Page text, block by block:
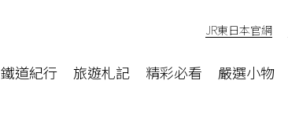
鐵道紀行 旅遊札記 精彩必看 嚴選小物
JR東日本官網